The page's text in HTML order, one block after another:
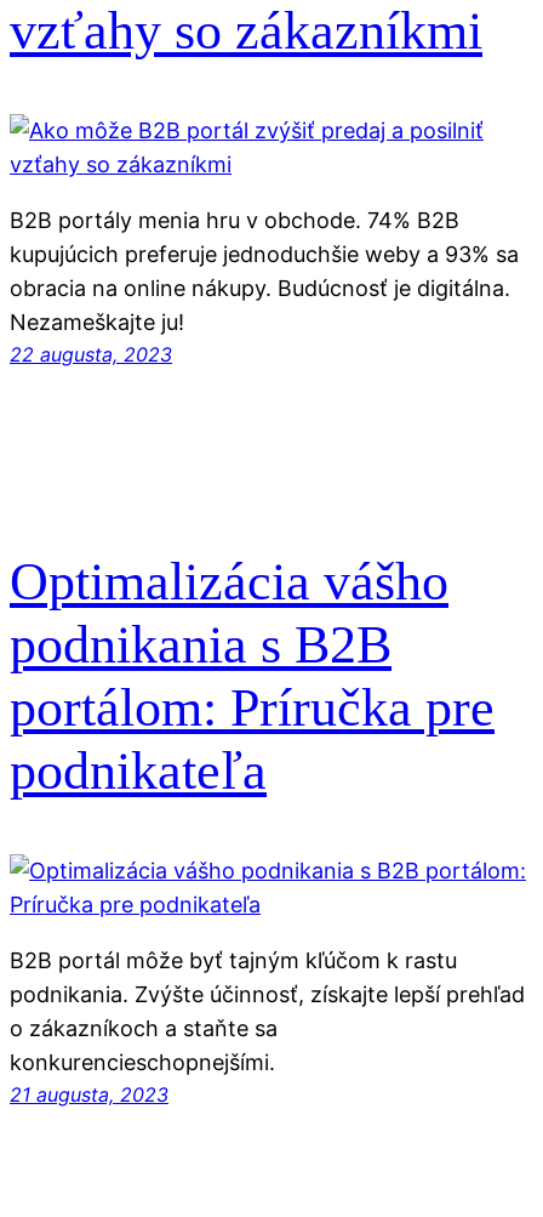
vzťahy so zákazníkmi
B2B portály menia hru v obchode. 74% B2B
kupujúcich preferuje jednoduchšie weby a 93% sa
obracia na online nákupy. Budúcnosť je digitálna.
Nezameškajte ju!
22 augusta, 2023
Optimalizácia vášho
podnikania s B2B
portálom: Príručka pre
podnikateľa
B2B portál môže byť tajným kľúčom k rastu
podnikania. Zvýšte účinnosť, získajte lepší prehľad
o zákazníkoch a staňte sa
konkurencieschopnejšími.
21 augusta, 2023